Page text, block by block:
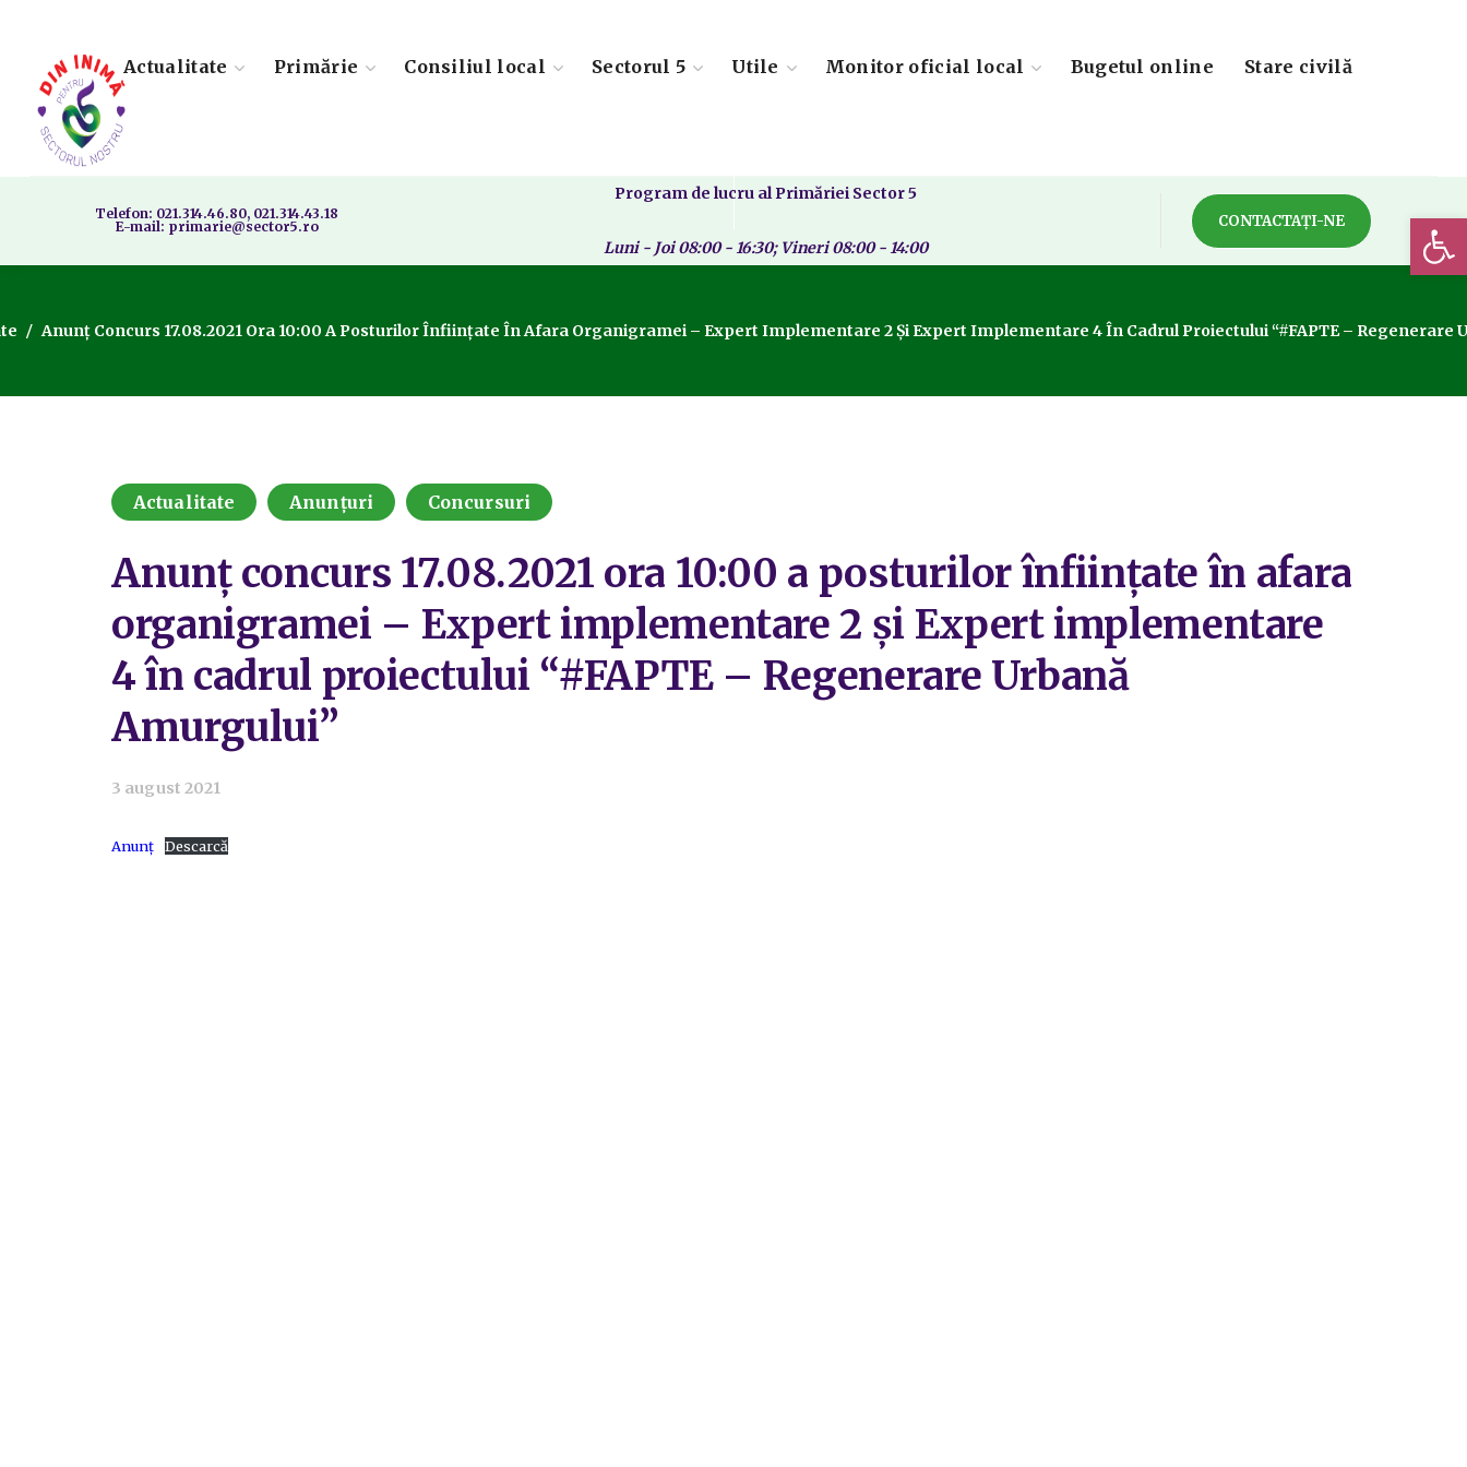
Actualitate Primărie Consiliul local Sectorul 5 Utile Monitor oficial local Bugetul online Stare civilă
Telefon: 021.314.46.80, 021.314.43.18
E-mail: primarie@sector5.ro
Program de lucru al Primăriei Sector 5
Luni - Joi 08:00 - 16:30; Vineri 08:00 - 14:00
CONTACTAȚI-NE
Anunț Concurs 17.08.2021 Ora 10:00 A Posturilor Înființate În Afara Organigramei – Expert Implementare 2 Și Expert Implementare 4 În Cadrul Proiectului “#FAPTE – Regenerare
Actualitate Anunțuri Concursuri
Anunț concurs 17.08.2021 ora 10:00 a posturilor înființate în afara
organigramei – Expert implementare 2 și Expert implementare
4 în cadrul proiectului “#FAPTE – Regenerare Urbană
Amurgului”
3 august 2021
Anunț Descarcă